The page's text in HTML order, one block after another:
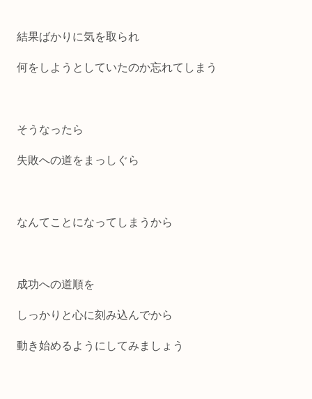
結果ばかりに気を取られ
何をしようとしていたのか忘れてしまう
そうなったら
失敗への道をまっしぐら
なんてことになってしまうから
成功への道順を
しっかりと心に刻み込んでから
動き始めるようにしてみましょう